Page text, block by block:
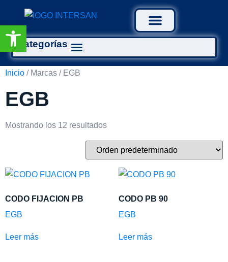
Abrir barra de herramientas
Categorías
Inicio / Marcas / EGB
EGB
Mostrando los 12 resultados
CODO FIJACION PB
EGB
Leer más
CODO PB 90
EGB
Leer más